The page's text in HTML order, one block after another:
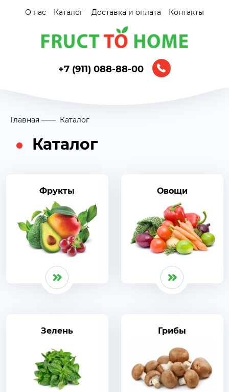
О нас Каталог Доставка и оплата Контакты
+7 (911) 088-88-00
Главная Каталог
Каталог
Фрукты Овощи
Зелень Грибы